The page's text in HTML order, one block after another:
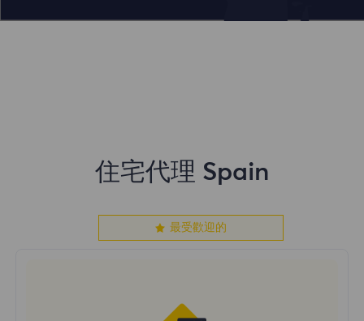
住宅代理 Spain
最受歡迎的